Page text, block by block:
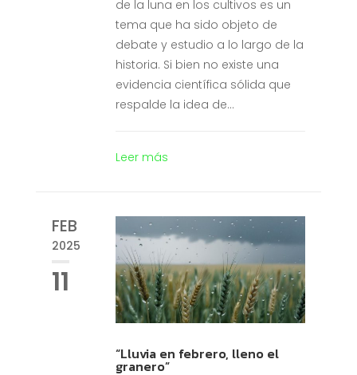
de la luna en los cultivos es un
tema que ha sido objeto de
debate y estudio a lo largo de la
historia. Si bien no existe una
evidencia científica sólida que
respalde la idea de...
Leer más
FEB
2025
11
“Lluvia en febrero, lleno el
granero”